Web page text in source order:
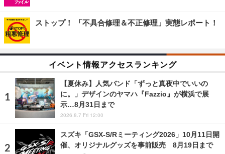
ストップ！ 「不具合修理＆不正修理」実態レポート！
イベント情報アクセスランキング
【夏休み】人気バンド「ずっと真夜中でいいの
に。」デザインのヤマハ『Fazzio』が横浜で展
示…8月31日まで
2026.8.7 Fri 12:00
スズキ「GSX-S/Rミーティング2026」10月11日開
催、オリジナルグッズを事前販売 8月19日まで